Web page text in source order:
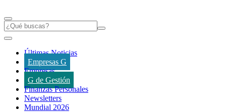
Últimas Noticias
Empresas G
Empresas
G de Gestión
Finanzas Personales
Newsletters
Mundial 2026